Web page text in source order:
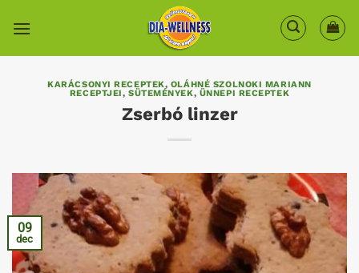
KARÁCSONYI RECEPTEK, OLÁHNÉ SZOLNOKI MARIANN
RECEPTJEI,SÜTEMÉNYEK, ÜNNEPI RECEPTEK
Zserbó linzer
09
dec